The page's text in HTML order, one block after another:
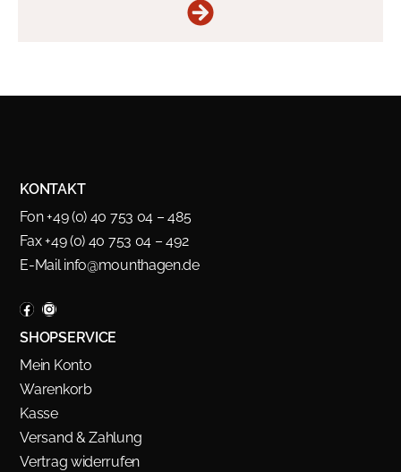
KONTAKT
Fon +49 (0) 40 753 04 – 485
Fax +49 (0) 40 753 04 – 492
E-Mailinfo@mounthagen.de
SHOPSERVICE
Mein Konto
Warenkorb
Kasse
Versand & Zahlung
Vertrag widerrufen